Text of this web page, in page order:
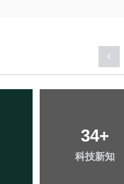
161+
旅遊